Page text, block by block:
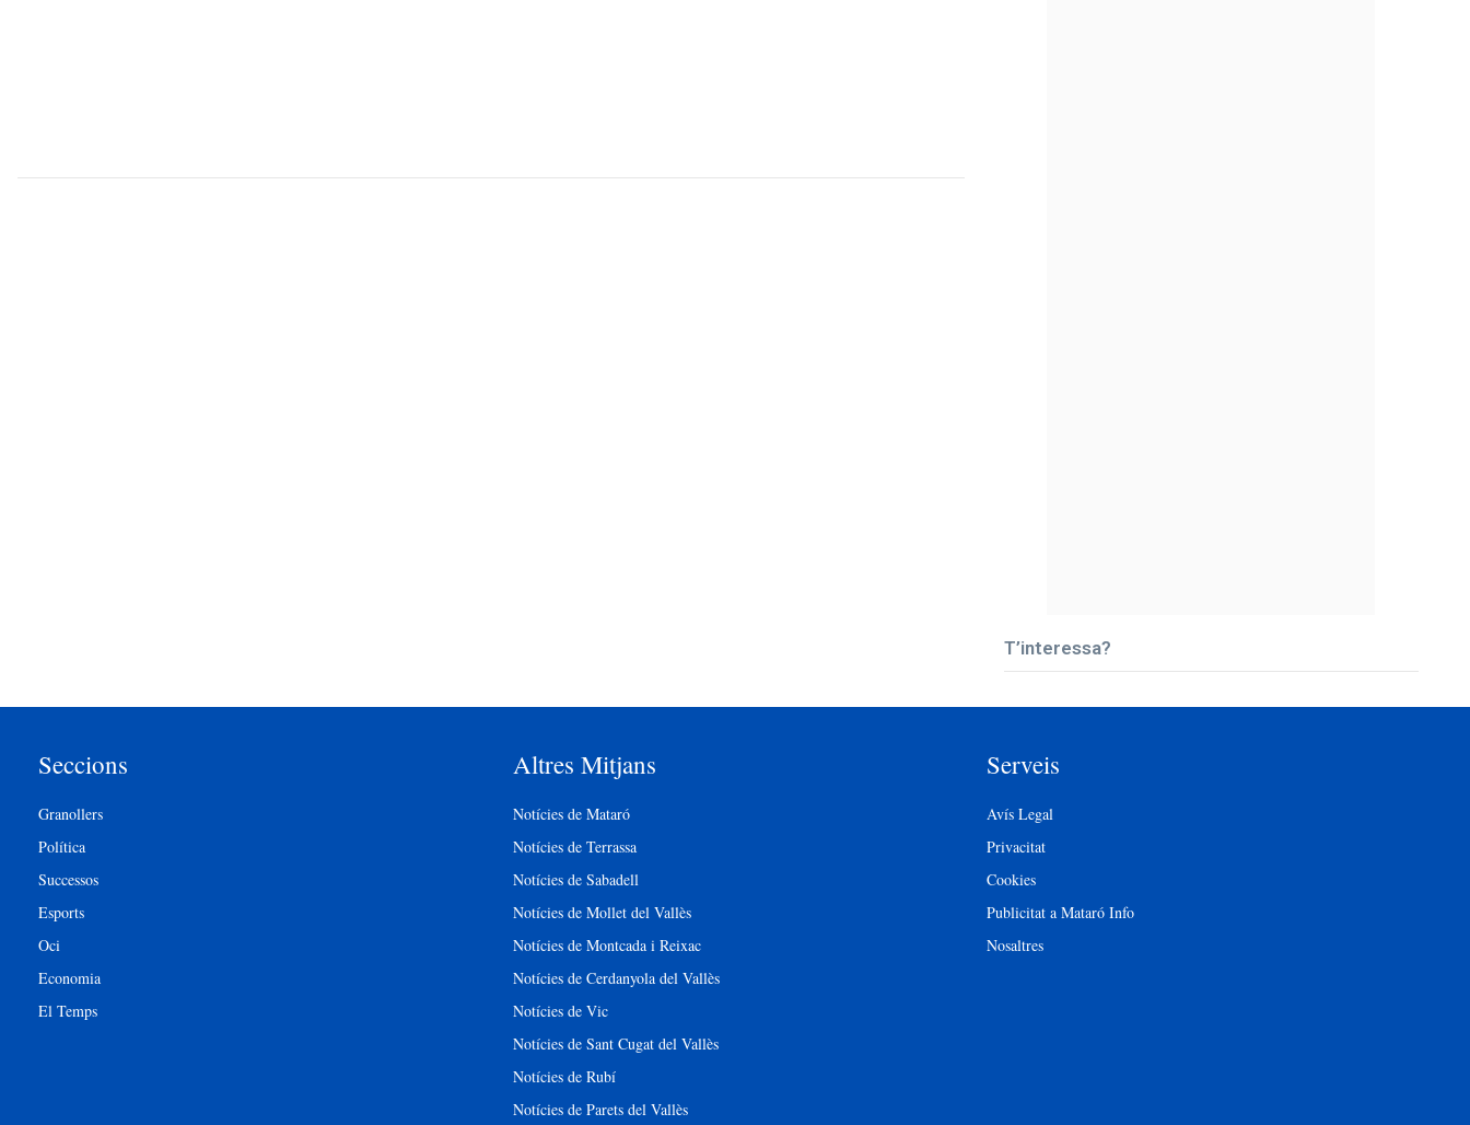
T’interessa?
Seccions
Granollers
Política
Successos
Esports
Oci
Economia
El Temps
Altres Mitjans
Notícies de Mataró
Notícies de Terrassa
Notícies de Sabadell
Notícies de Mollet del Vallès
Notícies de Montcada i Reixac
Notícies de Cerdanyola del Vallès
Notícies de Vic
Notícies de Sant Cugat del Vallès
Notícies de Rubí
Notícies de Parets del Vallès
Serveis
Avís Legal
Privacitat
Cookies
Publicitat a Mataró Info
Nosaltres